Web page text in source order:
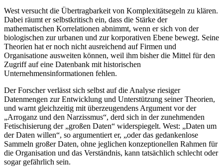
West versucht die Übertragbarkeit von Komplexitätsegeln zu klären.
Dabei räumt er selbstkritisch ein, dass die Stärke der
mathematischen Korrelationen abnimmt, wenn er sich von der
biologischen zur urbanen und zur korporativen Ebene bewegt. Seine
Theorien hat er noch nicht ausreichend auf Firmen und
Organisatione ausweiten können, weil ihm bisher die Mittel für den
Zugriff auf eine Datenbank mit historischen
Unternehmensinformationen fehlen.
Der Forscher verlässt sich selbst auf die Analyse riesiger
Datenmengen zur Entwicklung und Unterstützung seiner Theorien,
und warnt gleichzeitig mit überzeugendens Argument vor der
„Arroganz und den Narzissmus“, derd sich in der zunehmenden
Fetischisierung der „großen Daten“ widerspiegelt. West: „Daten um
der Daten willen“, so argumentiert er, „oder das gedankenlose
Sammeln großer Daten, ohne jeglichen konzeptionellen Rahmen für
die Organisation und das Verständnis, kann tatsächlich schlecht oder
sogar gefährlich sein.